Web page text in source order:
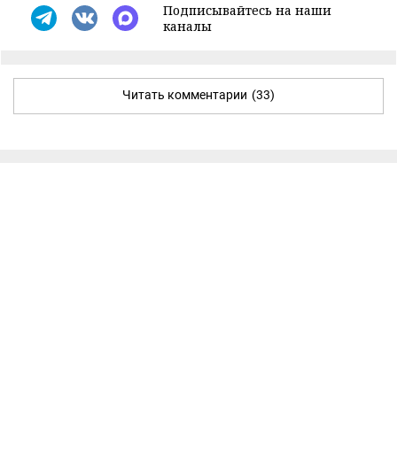
Подписывайтесь на наши
каналы
Читать комментарии (33)